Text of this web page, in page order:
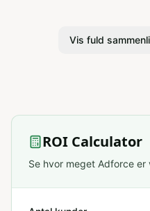
Vis fuld
ROI Calculator
Se hvor meget Adforce